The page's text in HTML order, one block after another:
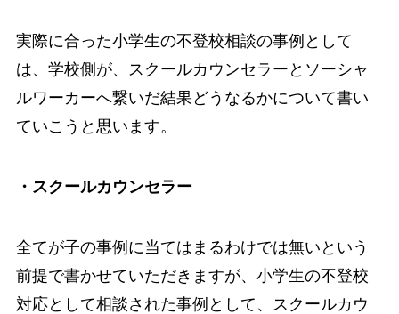
実際に合った小学生の不登校相談の事例として
は、学校側が、スクールカウンセラーとソーシャ
ルワーカーへ繋いだ結果どうなるかについて書い
ていこうと思います。
・スクールカウンセラー
全てが子の事例に当てはまるわけでは無いという
前提で書かせていただきますが、小学生の不登校
対応として相談された事例として、スクールカウ